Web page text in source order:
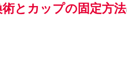
術とカップの固定方法